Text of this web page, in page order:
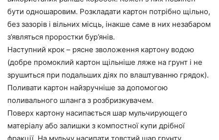
бути одношаровим. Розкладати картон потрібно щільно,
без зазорів і вільних місць, інакше саме в них незабаром
з’являться проростки бур’янів.
Наступний крок – рясне зволоження картону водою
(добре промоклий картон щільніше ляже на грунт і не
зрушиться при подальших діях по влаштуванню грядок).
Поливати картон найзручніше за допомогою
поливального шланга з розбризкувачем.
Поверх картону насипається шар мульчирующего
матеріалу або залишки з компостної купи дрібної